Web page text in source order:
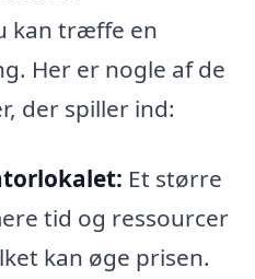
kan træffe en
Her er nogle af de
der spiller ind:
Et større
tid og ressourcer
kan øge prisen.